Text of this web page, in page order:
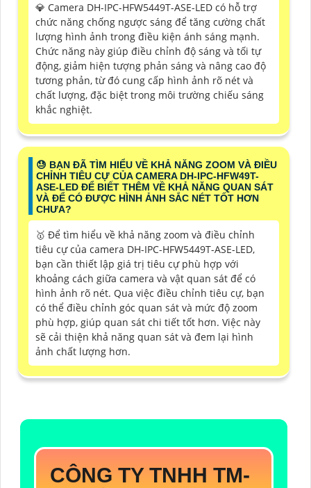
💎 Camera DH-IPC-HFW5449T-ASE-LED có hỗ trợ
chức năng chống ngược sáng để tăng cường chất
lượng hình ảnh trong điều kiện ánh sáng mạnh.
Chức năng này giúp điều chỉnh độ sáng và tối tự
động, giảm hiện tượng phản sáng và nâng cao độ
tương phản, từ đó cung cấp hình ảnh rõ nét và
chất lượng, đặc biệt trong môi trường chiếu sáng
khắc nghiệt.
😓 BẠN ĐÃ TÌM HIỂU VỀ KHẢ NĂNG ZOOM VÀ ĐIỀU
CHỈNH TIÊU CỰ CỦA CAMERA DH-IPC-HFW49T-
ASE-LED ĐỂ BIẾT THÊM VỀ KHẢ NĂNG QUAN SÁT
VÀ ĐỂ CÓ ĐƯỢC HÌNH ẢNH SẮC NÉT TỐT HƠN
CHƯA?
🥇 Để tìm hiểu về khả năng zoom và điều chỉnh
tiêu cự của camera DH-IPC-HFW5449T-ASE-LED,
bạn cần thiết lập giá trị tiêu cự phù hợp với
khoảng cách giữa camera và vật quan sát để có
hình ảnh rõ nét. Qua việc điều chỉnh tiêu cự, bạn
có thể điều chỉnh góc quan sát và mức độ zoom
phù hợp, giúp quan sát chi tiết tốt hơn. Việc này
sẽ cải thiện khả năng quan sát và đem lại hình
ảnh chất lượng hơn.
CÔNG TY TNHH TM-